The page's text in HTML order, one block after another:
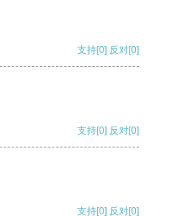
支持[0] 反对[0]
支持[0] 反对[0]
支持[0] 反对[0]